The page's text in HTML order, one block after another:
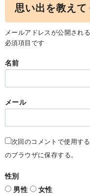
思い出を教えて
メールアドレスが公開され
必須項目です
名前
メール
次回のコメントで使用す
のブラウザに保存する。
性別
男性
女性